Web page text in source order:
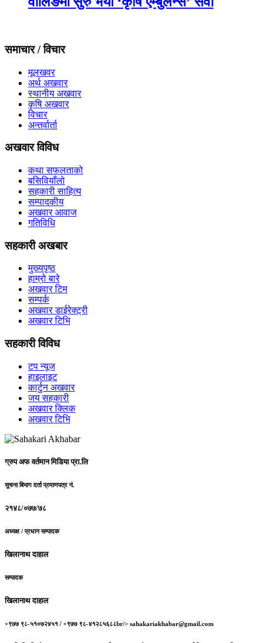
समाचार / विचार
मूलखवर
अर्थ अखवार
स्थानीय अखवार
कृषि अखवार
विचार
अन्तर्वार्ता
अखवार विविध
कथा सफलताको
बसिवियाँलो
सहकारी साहित्य
सम्पादकीय
अखवार आवाज
गतिविधि
सहकारी अखबार
मुख्यपृष्ठ
हाम्रो बारे
अखवार टिम
सम्पर्क
अखवार डाईरेक्ट्री
अखवार टिभि
सहकारी विविध
टप न्यूज
हाइलाइट
कार्टुन अखवार
जय सहकारी
अखवार क्लिक
अखवार टिभि
ग्रुप अफ वर्तमान मिडिया प्रा.लि
सूचना बिभाग दर्ता प्रमाणपत्र नं.
२१४८/०७७/७८
अध्यक्ष / प्रधान सम्पादक
खिलानाथ दाहाल
सम्पादक
खिलानाथ दाहाल
+९७७ ९८-५१०७२४५१ / +९७७ ९८-४१२८५६८८br/> sahakariakhabar@gmail.com